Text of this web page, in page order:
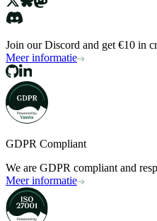
Join our Discord and get €10 in
Meer informatie
GDPR Compliant
We are GDPR compliant and
Meer informatie